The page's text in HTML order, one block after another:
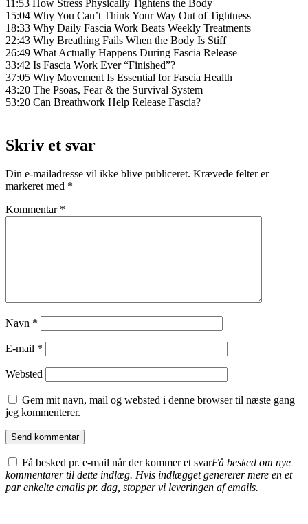
11:53 How Stress Physically Tightens the Body
15:04 Why You Can’t Think Your Way Out of Tightness
18:33 Why Daily Fascia Work Beats Weekly Treatments
22:43 Why Breathing Fails When the Body Is Stiff
26:49 What Actually Happens During Fascia Release
33:42 Is Fascia Work Ever “Finished”?
37:05 Why Movement Is Essential for Fascia Health
43:20 The Psoas, Fear & the Survival System
53:20 Can Breathwork Help Release Fascia?
Skriv et svar
Din e-mailadresse vil ikke blive publiceret. Krævede felter er
markeret med *
Kommentar *
Navn *
E-mail *
Websted
Gem mit navn, mail og websted i denne browser til næste gang
jeg kommenterer.
Få besked pr. e-mail når der kommer et svarFå besked om nye
kommentarer til dette indlæg. Hvis indlægget genererer mere en et
par enkelte emails pr. dag, stopper vi leveringen af emails.